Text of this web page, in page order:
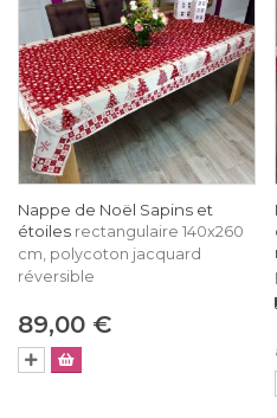
Nappe de Noël Sapins et
étoiles rectangulaire 140x260
cm, polycoton jacquard
réversible
89,00 €